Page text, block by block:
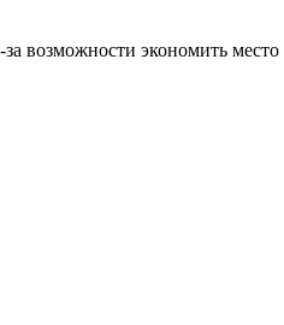
возможности экономить